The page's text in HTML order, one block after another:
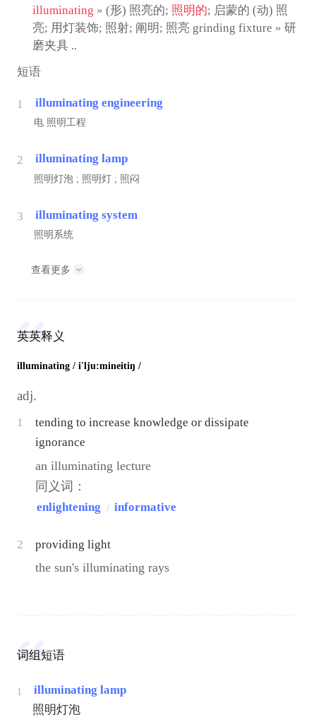
illuminating » (形) 照亮的; 照明的; 启蒙的 (动) 照
亮; 用灯装饰; 照射; 阐明; 照亮 grinding fixture » 研
磨夹具 ..
短语
1 illuminating engineering
电 照明工程
2 illuminating lamp
照明灯泡 ; 照明灯 ; 照闷
3 illuminating system
照明系统
查看更多
英英释义
illuminating / i'lju:mineitiŋ /
adj.
1
tending to increase knowledge or dissipate
ignorance
an illuminating lecture
同义词：
enlightening / informative
2 providing light
the sun's illuminating rays
词组短语
1
illuminating lamp
照明灯泡